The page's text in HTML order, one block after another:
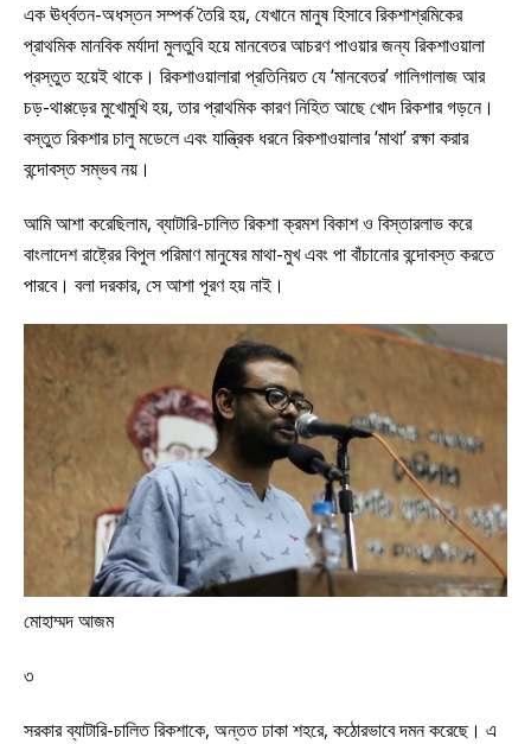
এক ঊর্ধ্বতন-অধস্তন সম্পর্ক তৈরি হয়, যেখানে মানুষ হিসাবে রিকশাশ্রমিকের
প্রাথমিক মানবিক মর্যাদা মুলতুবি হয়ে মানবেতর আচরণ পাওয়ার জন্য রিকশাওয়ালা
প্রস্তুত হয়েই থাকে। রিকশাওয়ালারা প্রতিনিয়ত যে ‘মানবেতর’ গালিগালাজ আর
চড়-থাপ্পড়ের মুখোমুখি হয়, তার প্রাথমিক কারণ নিহিত আছে খোদ রিকশার গড়নে।
বস্তুত রিকশার চালু মডেলে এবং যান্ত্রিক ধরনে রিকশাওয়ালার ‘মাথা’ রক্ষা করার
বন্দোবস্ত সম্ভব নয়।
আমি আশা করেছিলাম, ব্যাটারি-চালিত রিকশা ক্রমশ বিকাশ ও বিস্তারলাভ করে
বাংলাদেশ রাষ্ট্রের বিপুল পরিমাণ মানুষের মাথা-মুখ এবং পা বাঁচানোর বন্দোবস্ত করতে
পারবে। বলা দরকার, সে আশা পূরণ হয় নাই।
মোহাম্মদ আজম
৩
সরকার ব্যাটারি-চালিত রিকশাকে, অন্তত ঢাকা শহরে, কঠোরভাবে দমন করেছে। এ